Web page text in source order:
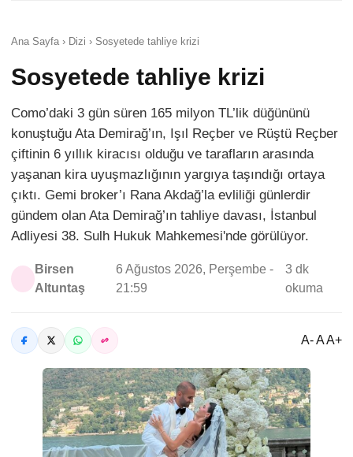
Ana Sayfa › Dizi › Sosyetede tahliye krizi
Sosyetede tahliye krizi
Como’daki 3 gün süren 165 milyon TL’lik düğününü
konuştuğu Ata Demirağ’ın, Işıl Reçber ve Rüştü Reçber
çiftinin 6 yıllık kiracısı olduğu ve tarafların arasında
yaşanan kira uyuşmazlığının yargıya taşındığı ortaya
çıktı. Gemi broker’ı Rana Akdağ’la evliliği günlerdir
gündem olan Ata Demirağ’ın tahliye davası, İstanbul
Adliyesi 38. Sulh Hukuk Mahkemesi'nde görülüyor.
Birsen
Altuntaş
6 Ağustos 2026, Perşembe -
21:59
3 dk
okuma
A- A A+